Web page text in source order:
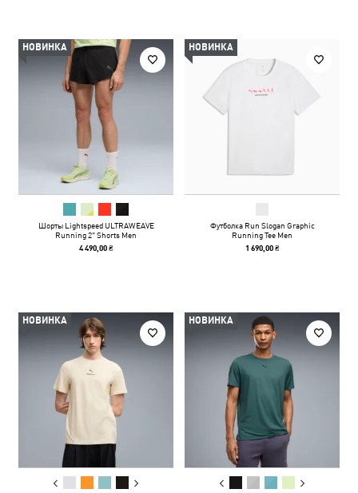
НОВИНКА
Шорты Lightspeed ULTRAWEAVE
Running 2" Shorts Men
4 490,00 ₴
НОВИНКА
Футболка Run Slogan Graphic
Running Tee Men
1 690,00 ₴
НОВИНКА НОВИНКА